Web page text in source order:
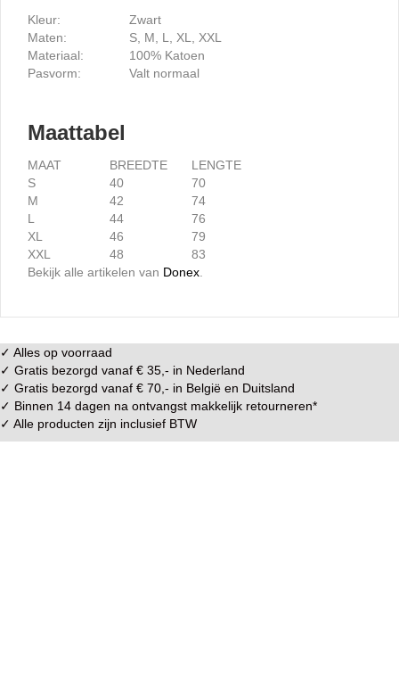
Kleur:
Zwart
Maten:
S, M, L, XL, XXL
Materiaal:
100% Katoen
Pasvorm:
Valt normaal
Maattabel
MAAT BREEDTE
LENGTE
S
40
70
M
42
74
L
44
76
XL
46
79
XXL
48
83
Bekijk alle artikelen van Donex
✓ Alles op voorraad
✓ Gratis bezorgd vanaf € 35,- in Nederland
✓ Gratis bezorgd vanaf € 70,- in België en Duitsland
✓ Binnen 14 dagen na ontvangst makkelijk retourneren*
✓ Alle producten zijn inclusief BTW